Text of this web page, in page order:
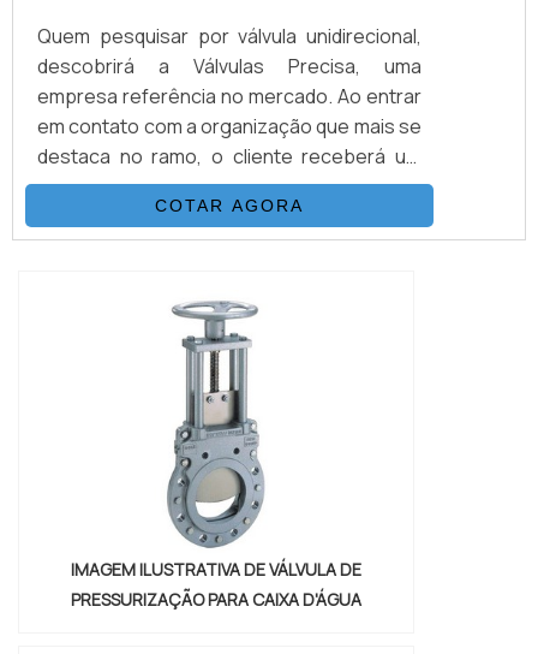
Quem pesquisar por válvula unidirecional,
descobrirá a Válvulas Precisa, uma
empresa referência no mercado. Ao entrar
em contato com a organização que mais se
destaca no ramo, o cliente receberá um
suporte completo para sanar eventuais
dúvidas sobre o produto a ser
adquirido.Quando o interesse é por válvula
profissionais da Válvulas Precisa o cliente
encontrará excelente custo-benefício e
diversas opções d...
COTAR AGORA
IMAGEM ILUSTRATIVA DE VÁLVULA DE
PRESSURIZAÇÃO PARA CAIXA D'ÁGUA